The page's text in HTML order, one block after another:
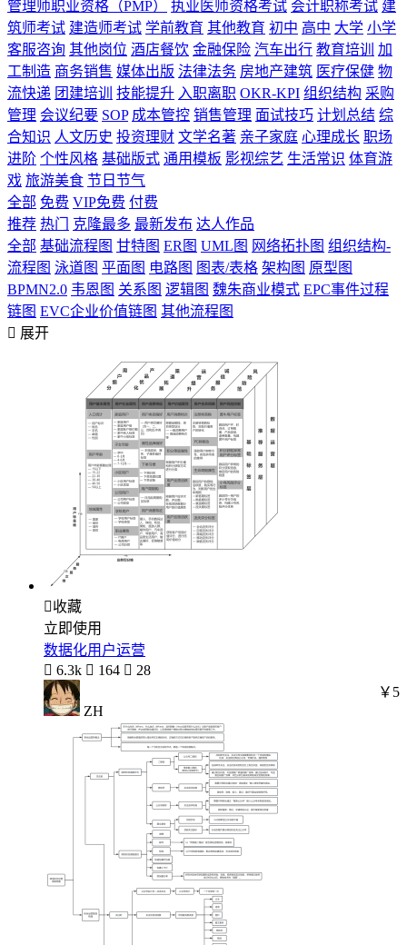
管理师职业资格（PMP）
执业医师资格考试 会计职称考试 建
筑师考试 建造师考试 学前教育 其他教育 初中 高中 大学 小学
客服咨询 其他岗位 酒店餐饮 金融保险 汽车出行 教育培训
加
工制造 商务销售 媒体出版 法律法务 房地产建筑 医疗保健 物
流快递 团建培训 技能提升 入职离职 OKR-KPI 组织结构 采购
管理 会议纪要 SOP 成本管控 销售管理 面试技巧 计划总结 综
合知识 人文历史 投资理财 文学名著 亲子家庭 心理成长 职场
进阶 个性风格 基础版式 通用模板 影视综艺 生活常识 体育游
戏 旅游美食 节日节气
全部 免费 VIP免费 付费
推荐 热门 克隆最多 最新发布 达人作品
全部 基础流程图 甘特图 ER图 UML图 网络拓扑图 组织结构-
流程图 泳道图 平面图 电路图 图表/表格 架构图 原型图
BPMN2.0 韦恩图 关系图 逻辑图 魏朱商业模式 EPC事件过程
链图 EVC企业价值链图 其他流程图
 展开
收藏
立即使用
数据化用户运营
 6.3k  164  28
ZH
￥5